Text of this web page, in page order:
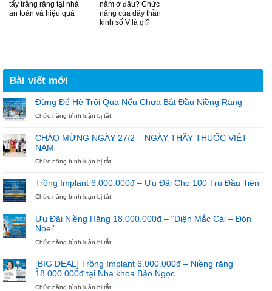
tẩy trắng răng tại nhà
an toàn và hiệu quả
nằm ở đâu? Chức
năng của dây thần
kinh số V là gì?
Bài viết mới
Đừng Để Hè Trôi Qua Nếu Chưa Bắt Đầu Niềng Răng
Chức năng bình luận bị tắtở
Hè
Qua
Chưa
Bắt
Đầu
Răng
CHÀO MỪNG NGÀY 27/2 – NGÀY THẦY THUỐC VIỆT
NAM
Chức năng bình luận bị tắtở
MỪNG
NGÀY
27/2
NGÀY
VIỆT
Trồng Implant 6.000.000đ – Ưu Đãi Cho 100 Trụ Đầu Tiên
Chức năng bình luận bị tắtở
6.000.000đ
Ưu
Cho
100
Trụ
Đầu
Ưu Đãi Niềng Răng 18.000.000đ – “Diện Mắc Cài – Đón
Noel”
Chức năng bình luận bị tắtở
Niềng
Răng
18.000.000đ
[BIG DEAL] Trồng Implant 6.000.000đ – Niềng răng
18.000.000đ tại Nha khoa Bảo Ngọc
Chức năng bình luận bị tắtở